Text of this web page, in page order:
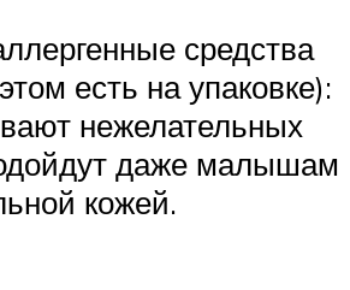
средства
есть на упаковке):
нежелательных
даже малышам
кожей.